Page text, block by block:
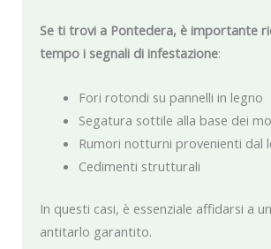
Se ti trovi a Pontedera, è importante
tempo i segnali di infestazione:
Fori rotondi su pannelli in legno
Segatura sottile alla base dei
Rumori notturni provenienti dal
Cedimenti strutturali
In questi casi, è essenziale affidarsi a
antitarlo garantito.